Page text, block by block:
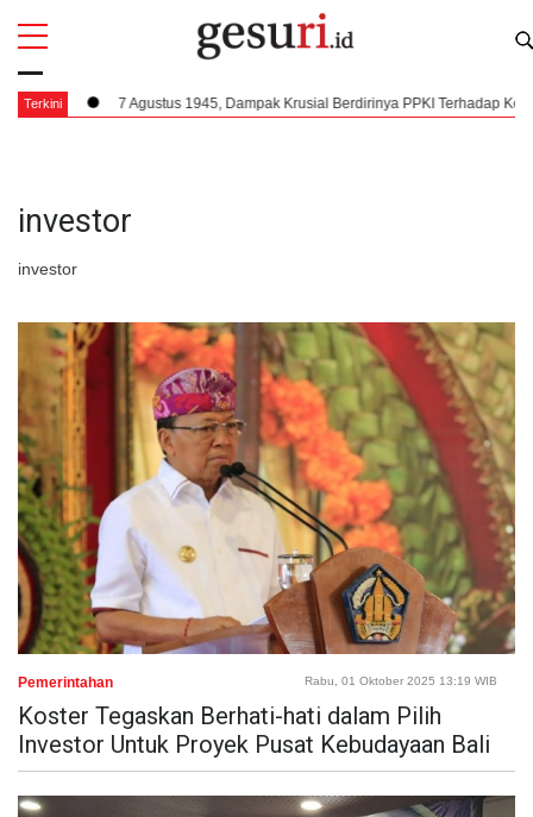
Terkini1945, Dampak Krusial Berdirinya PPKI Terhadap Kemerdekaan Indonesia
investor
investor
All
Pemerintahan Rabu, 01 Oktober 2025 13:19 WIB
Koster Tegaskan Berhati-hati dalam Pilih
Investor Untuk Proyek Pusat Kebudayaan Bali